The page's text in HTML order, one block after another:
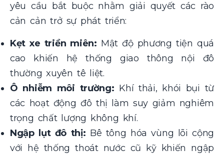
yêu cầu bắt buộc nhằm giải quyết các rào
cản cản trở sự phát triển:
Kẹt xe triền miên: Mật độ phương tiện quá
cao khiến hệ thống giao thông nội đô
thường xuyên tê liệt.
Ô nhiễm môi trường: Khí thải, khói bụi từ
các hoạt động đô thị làm suy giảm nghiêm
trọng chất lượng không khí.
Ngập lụt đô thị: Bê tông hóa vùng lõi cộng
với hệ thống thoát nước cũ kỹ khiến ngập